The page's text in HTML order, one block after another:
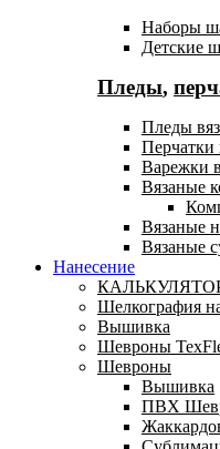
Наборы
Детские
Пледы,
Пледы
Перчатки
Варежки
Вязаные
Вязаные
Вязаные
Нанесение
Шелкография
Вышивка
Шевроны
Шевроны
Вышивка
ПВХ